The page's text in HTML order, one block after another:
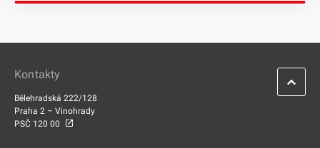
Kontakty
Bělehradská 222/128
Praha 2 – Vinohrady
PSČ 120 00